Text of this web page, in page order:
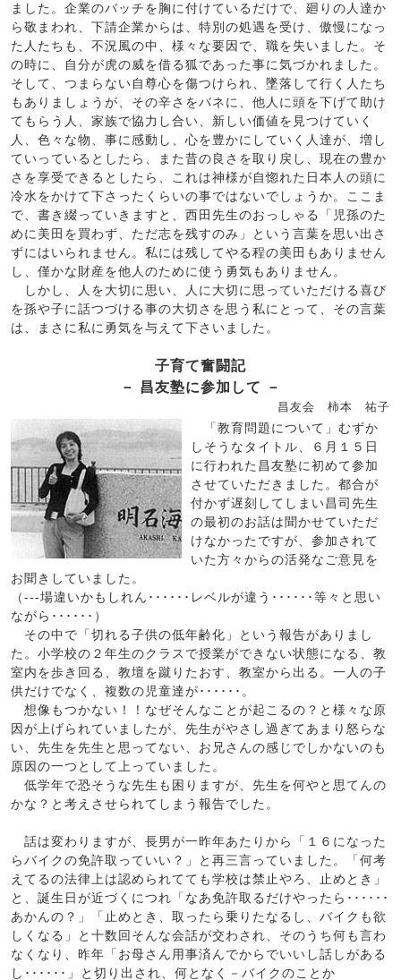
ました。企業のバッチを胸に付けているだけで、廻りの人達か
ら敬まわれ、下請企業からは、特別の処遇を受け、傲慢になっ
た人たちも、不況風の中、様々な要因で、職を失いました。そ
の時に、自分が虎の威を借る狐であった事に気づかれました。
そして、つまらない自尊心を傷つけられ、墜落して行く人たち
もありましょうが、その辛さをバネに、他人に頭を下げて助け
てもらう人、家族で協力し合い、新しい価値を見つけていく
人、色々な物、事に感動し、心を豊かにしていく人達が、増し
ていっているとしたら、また昔の良さを取り戻し、現在の豊か
さを享受できるとしたら、これは神様が自惚れた日本人の頭に
冷水をかけて下さったくらいの事ではないでしょうか。ここま
で、書き綴っていきますと、西田先生のおっしゃる「児孫のた
めに美田を買わず、ただ志を残すのみ」という言葉を思い出さ
ずにはいられません。私には残してやる程の美田もありません
し、僅かな財産を他人のために使う勇気もありません。
しかし、人を大切に思い、人に大切に思っていただける喜び
を孫や子に話つづける事の大切さを思う私にとって、その言葉
は、まさに私に勇気を与えて下さいました。
子育て奮闘記
－ 昌友塾に参加して －
昌友会 柿本 祐子
「教育問題について」むずか
しそうなタイトル、６月１５日
に行われた昌友塾に初めて参加
させていただきました。都合が
付かず遅刻してしまい昌司先生
の最初のお話は聞かせていただ
けなかったですが、参加されて
いた方々からの活発なご意見を
お聞きしていました。
（---場違いかもしれん･･････レベルが違う･･････等々と思い
ながら･･････）
その中で「切れる子供の低年齢化」という報告がありまし
た。小学校の２年生のクラスで授業ができない状態になる、教
室内を歩き回る、教壇を蹴りたおす、教室から出る。一人の子
供だけでなく、複数の児童達が･･････。
想像もつかない！！なぜそんなことが起こるの？と様々な原
因が上げられていましたが、先生がやさし過ぎてあまり怒らな
い、先生を先生と思ってない、お兄さんの感じでしかないのも
原因の一つとして上っていました。
低学年で恐そうな先生も困りますが、先生を何やと思てんの
かな？と考えさせられてしまう報告でした。
話は変わりますが、長男が一昨年あたりから「１６になった
らバイクの免許取っていい？」と再三言っていました。「何考
えてるの法律上は認められてても学校は禁止やろ、止めとき」
と、誕生日が近づくにつれ「なあ免許取るだけやったら･･････
あかんの？」「止めとき、取ったら乗りたなるし、バイクも欲
しくなる」と十数回そんな会話が交わされ、そのうち何も言わ
なくなり、昨年「お母さん用事済んでからでいいし話しがある
し･･････」と切り出され、何となく－バイクのことか